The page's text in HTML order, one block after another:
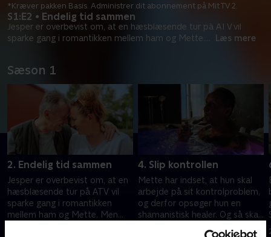
S1:E2 • Endelig tid sammen
Jesper er overbevist om, at en hæsblæsende tur på ATV vil
sparke gang i romantikken mellem ham og Mette.
Læs mere
*Kræver pakken Basis. Administrer dit abonnement på Mit TV 2.
Sæson 1
2. Endelig tid sammen
Jesper er overbevist om, at en
hæsblæsende tur på ATV vil
sparke gang i romantikken
mellem ham og Mette. Men
4. Slip kontrollen
Mette har indset, at hun skal
arbejde på sit kontrolproblem,
og derfor opsøger hun en
shamanistisk healer. Og så skal
10. april 2023 • 40 min